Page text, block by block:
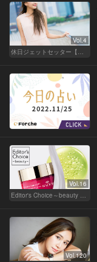
Vol.4
休日ジェットセッター【厳選スポット編】
Vol.16
Editor's Choice～beauty & wellness～
Vol.120